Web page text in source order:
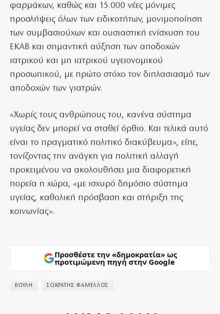
φαρμάκων, καθώς και 15.000 νέες μόνιμες
προσλήψεις όλων των ειδικοτήτων, μονιμοποίηση
των συμβασιούχων και ουσιαστική ενίσχυση του
ΕΚΑΒ και σημαντική αύξηση των αποδοχών
ιατρικού και μη ιατρικού υγειονομικού
προσωπικού, με πρώτο στόχο τον διπλασιασμό των
αποδοχών των γιατρών.
«Χωρίς τους ανθρώπους του, κανένα σύστημα
υγείας δεν μπορεί να σταθεί όρθιο. Και τελικά αυτό
είναι το πραγματικό πολιτικό διακύβευμα», είπε,
τονίζοντας την ανάγκη για πολιτική αλλαγή
προκειμένου να ακολουθήσει μια διαφορετική
πορεία η χώρα, «με ισχυρό δημόσιο σύστημα
υγείας, καθολική πρόσβαση και στήριξη της
κοινωνίας».
Προσθέστε την «δημοκρατία» ως
προτιμώμενη πηγή στην Google
ΒΟΥΛΗ ΣΩΚΡΑΤΗΣ ΦΑΜΕΛΛΟΣ